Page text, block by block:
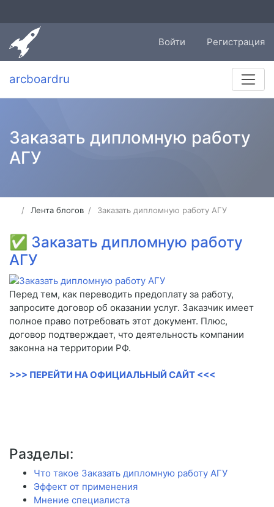
Войти Регистрация
arcboardru
Заказать дипломную работу
АГУ
Лента блогов Заказать дипломную работу АГУ
✅ Заказать дипломную работу
АГУ
Перед тем, как переводить предоплату за работу,
запросите договор об оказании услуг. Заказчик имеет
полное право потребовать этот документ. Плюс,
договор подтверждает, что деятельность компании
законна на территории РФ.
>>> ПЕРЕЙТИ НА ОФИЦИАЛЬНЫЙ САЙТ <<<
Разделы:
Что такое Заказать дипломную работу АГУ
Эффект от применения
Мнение специалиста